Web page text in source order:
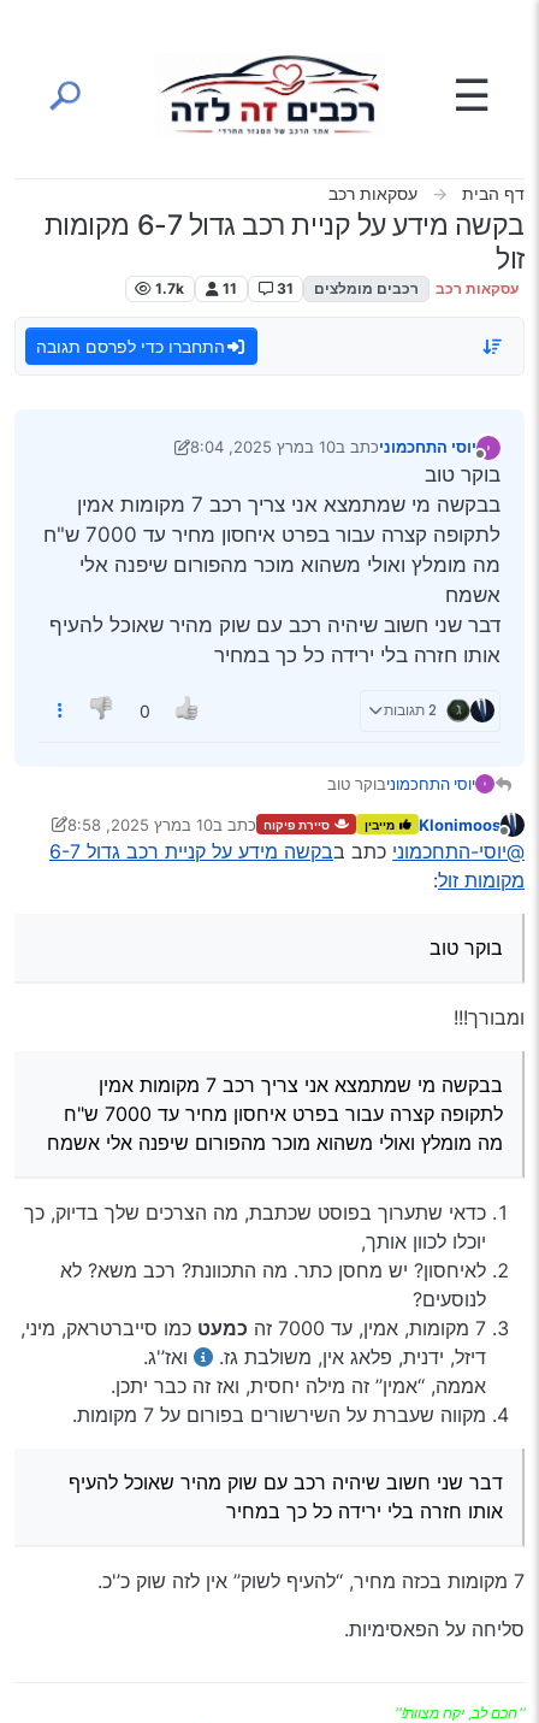
☰
דף הבית עסקאות רכב
בקשה מידע על קניית רכב גדול 6-7 מקומות
זול
עסקאות רכב רכבים מומלצים 31
11
1.7k
התחברו כדי לפרסם תגובה
יוסי התחכמוניכתב ב10 במרץ 2025, 8:04
נערך לאחרונה על ידי Klonimoos3 באוק׳ 2025, 8:48
בוקר טוב
בבקשה מי שמתמצא אני צריך רכב 7 מקומות אמין
לתקופה קצרה עבור בפרט איחסון מחיר עד 7000 ש"ח
מה מומלץ ואולי משהוא מוכר מהפורום שיפנה אלי
אשמח
דבר שני חשוב שיהיה רכב עם שוק מהיר שאוכל להעיף
אותו חזרה בלי ירידה כל כך במחיר
2 תגובות 0
יוסי התחכמוניבוקר טוב
לתקופה קצרה עבור בפרט איחסון מחיר עד 7000 ש"ח
מה מומלץ ואולי משהוא מוכר מהפורום שיפנה אלי
מנותק
Klonimoos מייבין סיירת פיקוח כתב ב10 במרץ 2025, 8:58
נערך לאחרונה על ידי Klonimoos3 באוק׳ 2025, 8:58
@יוסי-התחכמוני כתב ב
בקשה מידע על קניית רכב גדול 6-7
מקומות זול:
בוקר טוב
ומבורך!!!
בבקשה מי שמתמצא אני צריך רכב 7 מקומות אמין
לתקופה קצרה עבור בפרט איחסון מחיר עד 7000 ש"ח
מה מומלץ ואולי משהוא מוכר מהפורום שיפנה אלי אשמח
כדאי שתערוך בפוסט שכתבת, מה הצרכים שלך בדיוק, כך
יוכלו לכוון אותך,
לאיחסון? יש מחסן כתר. מה התכוונת? רכב משא? לא
לנוסעים?
7 מקומות, אמין, עד 7000 זה
כמעט כמו סייברטראק, מיני,
דיזל, ידנית, פלאג אין, משולבת גז.
ואז’'ג.
אממה, ‘‘אמין’’ זה מילה יחסית, ואז זה כבר יתכן.
מקווה שעברת על השירשורים בפורום על 7 מקומות.
דבר שני חשוב שיהיה רכב עם שוק מהיר שאוכל להעיף
אותו חזרה בלי ירידה כל כך במחיר
7 מקומות בכזה מחיר, ‘‘להעיף לשוק’’ אין לזה שוק כ’'כ.
סליחה על הפאסימיות.
''חכם לב, יקח מצוות!''